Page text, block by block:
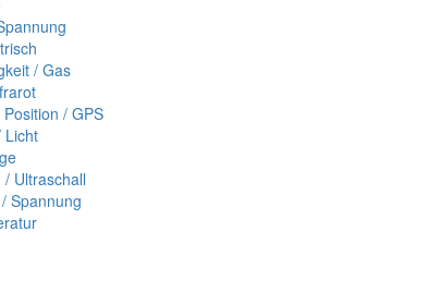
/ Gas
/ GPS
Licht
Ultraschall
Spannung